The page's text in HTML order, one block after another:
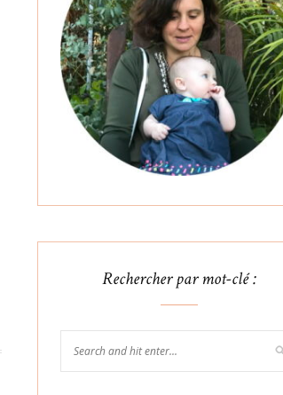
Rechercher par mot-clé :